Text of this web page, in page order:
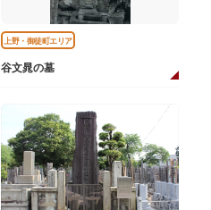
上野・御徒町エリア
谷文晁の墓